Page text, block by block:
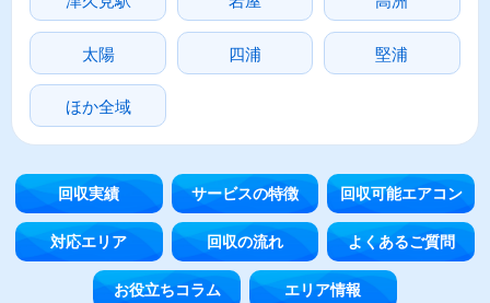
太陽 四浦 堅浦
ほか全域
回収実績 サービスの特徴 回収可能エアコン
対応エリア 回収の流れ よくあるご質問
お役立ちコラム エリア情報